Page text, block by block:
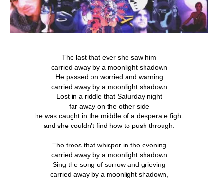
The last that ever she saw him
carried away by a moonlight shadown
He passed on worried and warning
carried away by a moonlight shadown
Lost in a riddle that Saturday night
far away on the other side
he was caught in the middle of a desperate fight
and she couldn't find how to push through.
The trees that whisper in the evening
carried away by a moonlight shadown
Sing the song of sorrow and grieving
carried away by a moonlight shadown,